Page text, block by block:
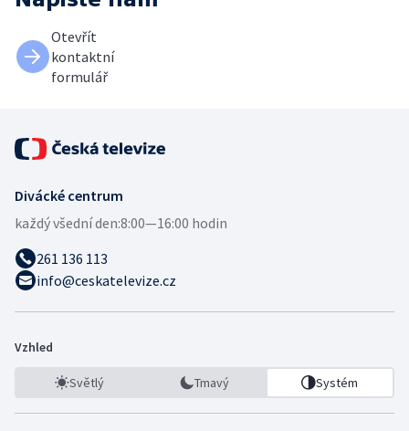
Otevřít
kontaktní
formulář
Divácké centrum
každý všední den:8:00—16:00 hodin
261 136 113
info@ceskatelevize.cz
Vzhled
Světlý Tmavý Systém